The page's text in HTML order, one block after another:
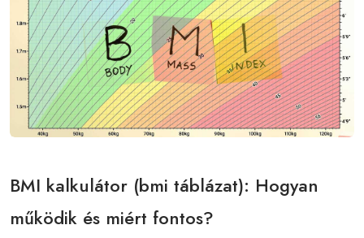
BMI kalkulátor (bmi táblázat): Hogyan
működik és miért fontos?